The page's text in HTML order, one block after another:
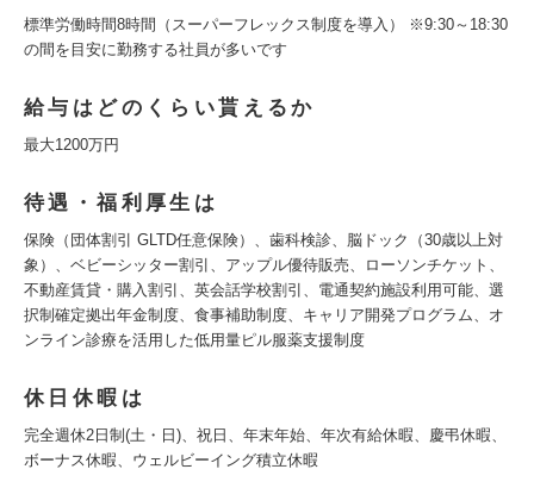
標準労働時間8時間（スーパーフレックス制度を導入） ※9:30～18:30
の間を目安に勤務する社員が多いです
給与はどのくらい貰えるか
最大1200万円
待遇・福利厚生は
保険（団体割引 GLTD任意保険）、歯科検診、脳ドック（30歳以上対
象）、ベビーシッター割引、アップル優待販売、ローソンチケット、
不動産賃貸・購入割引、英会話学校割引、電通契約施設利用可能、選
択制確定拠出年金制度、食事補助制度、キャリア開発プログラム、オ
ンライン診療を活用した低用量ピル服薬支援制度
休日休暇は
完全週休2日制(土・日)、祝日、年末年始、年次有給休暇、慶弔休暇、
ボーナス休暇、ウェルビーイング積立休暇